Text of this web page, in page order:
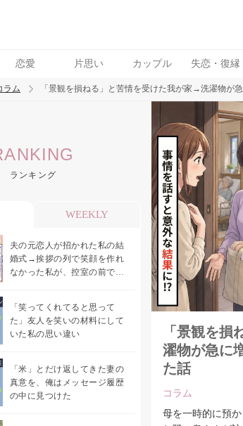
恋愛 片思い カップル 失恋・復縁
ード
イイ女 婚活
ラム 「景観を損ねる」と苦情を受けた我が家→洗濯物が
ランキング
WEEKLY
夫の元恋人が招かれた私の結
婚式→挨拶の列で笑顔を作れ
なかった私が、控室の前で彼
「笑ってくれてると思って
た」友人を笑いの材料にして
いた私の思い違い
「米」とだけ返してきた妻の
真意を、俺はメッセージ履歴
の中に見つけた
「景観を
濯物が急に
た話
コラム
母を一時的に預